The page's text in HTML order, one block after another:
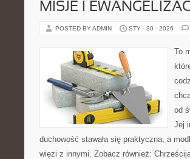
MISJE I
POSTED BY ADMIN STY - 30 - 2026
To
od
Jej
duchowość stawała się praktyczna, a
więzi z innymi. Zobacz również: